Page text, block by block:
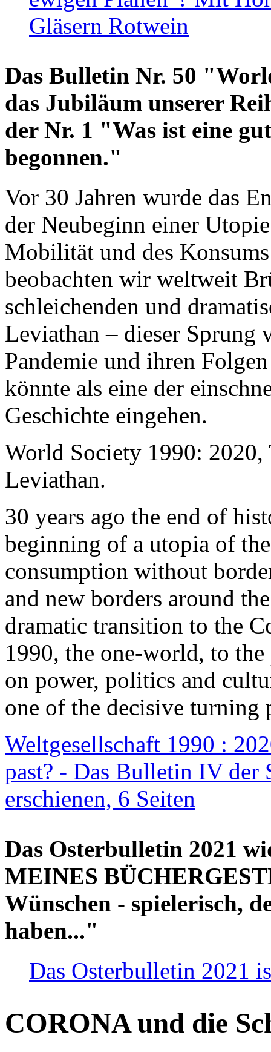
Gläsern Rotwein
Das Bulletin Nr. 50
das Jubiläum unserer
der Nr. 1 "Was ist eine
begonnen."
Vor 30 Jahren wurde das
der Neubeginn einer
Mobilität und des
beobachten wir weltweit
schleichenden und
Leviathan – dieser Sprung
Pandemie und ihren
könnte als eine der
Geschichte eingehen.
World Society 1990: 2020,
Leviathan.
30 years ago the end of
beginning of a utopia of
consumption without
and new borders around
dramatic transition to the
1990, the one-world, to the
on power, politics and
one of the decisive turning
Weltgesellschaft 1990 :
past? - Das Bulletin IV der
erschienen, 6 Seiten
Das Osterbulletin 2021
MEINES
Wünschen - spielerisch,
haben..."
Das Osterbulletin 2021
CORONA und die